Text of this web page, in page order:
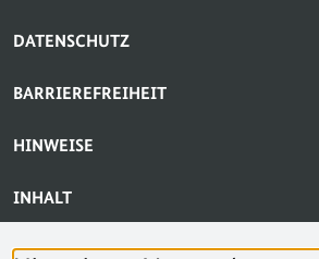
DATENSCHUTZ
BARRIEREFREIHEIT
HINWEISE
INHALT
BARRIERE MELDEN